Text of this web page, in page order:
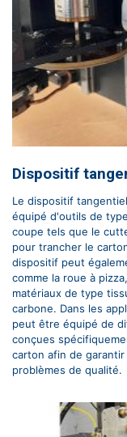
Dispositif
Le dispositif
équipé d'outils de
coupe tels que le
pour trancher le
dispositif peut
comme la roue à
matériaux de type
carbone. Dans les
peut être équipé de
conçues
carton afin de
problèmes de qualité.